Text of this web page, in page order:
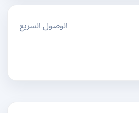
الوصول السريع